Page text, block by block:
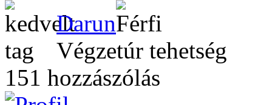
Darun
Végzetúr tehetség
151 hozzászólás